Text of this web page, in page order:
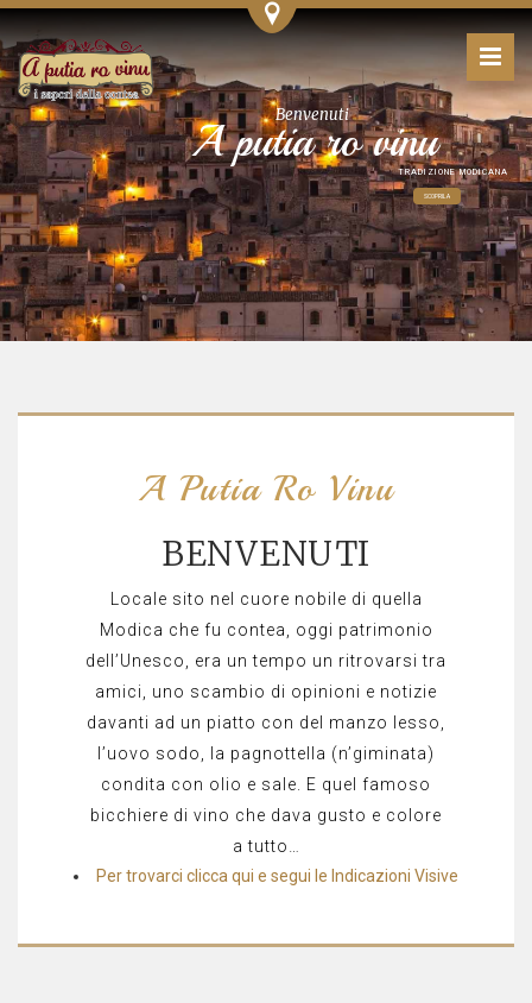
Benvenuti
A putia ro vinu
TRADIZIONE MODICANA
SCOPRILA
A Putia Ro Vinu
BENVENUTI
Locale sito nel cuore nobile di quella
Modica che fu contea, oggi patrimonio
dell’Unesco, era un tempo un ritrovarsi tra
amici, uno scambio di opinioni e notizie
davanti ad un piatto con del manzo lesso,
l’uovo sodo, la pagnottella (n’giminata)
condita con olio e sale. E quel famoso
bicchiere di vino che dava gusto e colore
a tutto…
Per trovarci clicca qui e segui le Indicazioni Visive